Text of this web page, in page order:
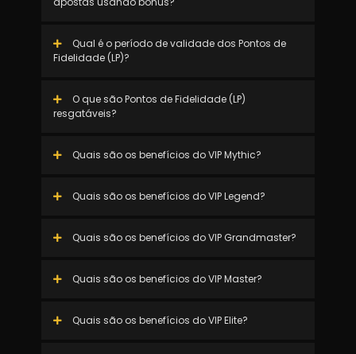
Qual é o período de validade dos Pontos de
Fidelidade (LP)?
O que são Pontos de Fidelidade (LP)
resgatáveis?
Quais são os benefícios do VIP Mythic?
Quais são os benefícios do VIP Legend?
Quais são os benefícios do VIP Grandmaster?
Quais são os benefícios do VIP Master?
Quais são os benefícios do VIP Elite?